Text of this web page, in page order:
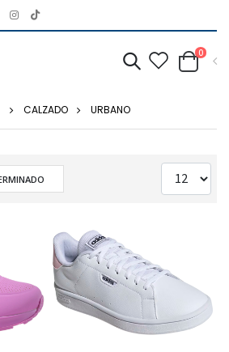
0
CALZADO URBANO